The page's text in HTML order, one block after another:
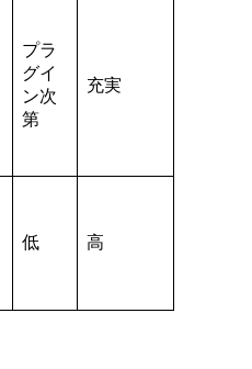
プラ
グイ
ン次
第
充実
低 高